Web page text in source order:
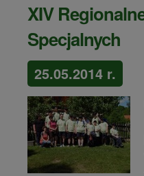
XIV
Specjalnych
25.05.2014 r.